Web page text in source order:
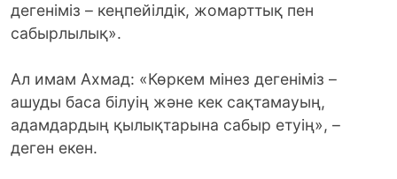
дегеніміз – кеңпейілдік, жомарттық пен
сабырлылық».
Ал имам Ахмад: «Көркем мінез дегеніміз –
ашуды баса білуің және кек сақтамауың,
адамдардың қылықтарына сабыр етуің», –
деген екен.